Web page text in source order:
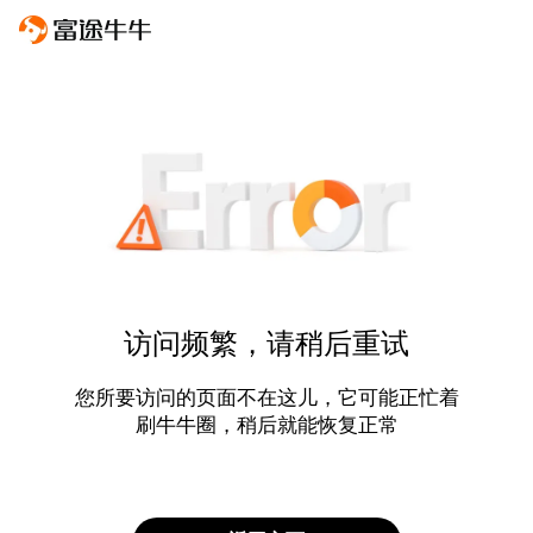
访问频繁，请稍后重试
您所要访问的页面不在这儿，它可能正忙着
刷牛牛圈，稍后就能恢复正常